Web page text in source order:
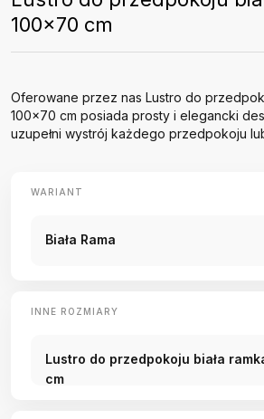
100x70 cm
Oferowane przez nas Lustro do
100x70 cm posiada prosty i elegancki
uzupełni wystrój każdego przedpokoju
WARIANT
Biała Rama
INNE ROZMIARY
Lustro do przedpokoju biała
cm